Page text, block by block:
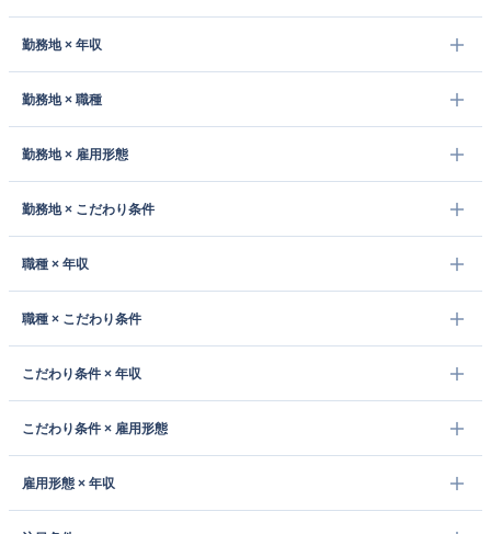
勤務地 × 年収
勤務地 × 職種
勤務地 × 雇用形態
勤務地 × こだわり条件
職種 × 年収
職種 × こだわり条件
こだわり条件 × 年収
こだわり条件 × 雇用形態
雇用形態 × 年収